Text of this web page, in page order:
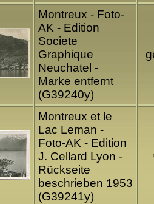
Montreux - Foto-
AK - Edition
Societe
Graphique
Neuchatel -
Marke entfernt
(G39240y)
Montreux et le
Lac Leman -
Foto-AK - Edition
J. Cellard Lyon -
Rückseite
beschrieben 1953
(G39241y)